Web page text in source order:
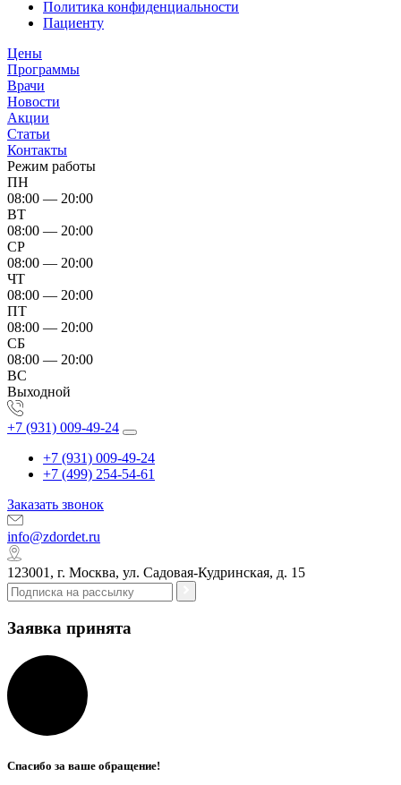
Политика конфиденциальности
Пациенту
Цены
Программы
Врачи
Новости
Акции
Статьи
Контакты
Режим работы
ПН
08:00 — 20:00
ВТ
08:00 — 20:00
СР
08:00 — 20:00
ЧТ
08:00 — 20:00
ПТ
08:00 — 20:00
СБ
08:00 — 20:00
ВС
Выходной
+7 (931) 009-49-24
+7 (931) 009-49-24
+7 (499) 254-54-61
Заказать звонок
info@zdordet.ru
123001, г. Москва, ул. Садовая-Кудринская, д. 15
Заявка принята
Спасибо за ваше обращение!